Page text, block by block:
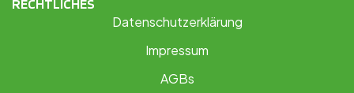
RECHTLICHES
Datenschutzerklärung
Impressum
AGBs